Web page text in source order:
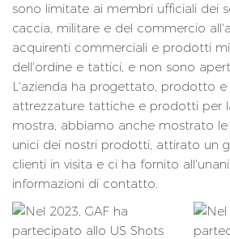
sono limitate ai membri ufficiali dei
caccia, militare e del commercio
acquirenti commerciali e prodotti
dell'ordine e tattici, e non sono
L'azienda ha progettato, prodotto e
attrezzature tattiche e prodotti per
mostra, abbiamo anche mostrato le
unici dei nostri prodotti, attirato un
clienti in visita e ci ha fornito
informazioni di contatto.